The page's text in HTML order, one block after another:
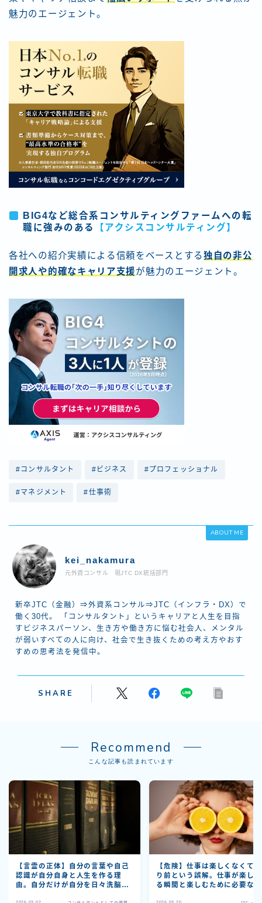
魅力のエージェント。
BIG4など総合系コンサルティングファームへの転
職に強みのある
【アクシスコンサルティング】
各社への紹介実績による信頼をベースとする独自の非公
開求人や的確なキャリア支援が魅力のエージェント。
#コンサルタント #ビジネス #プロフェッショナル
#マネジメント #仕事術
ABOUT ME
kei_nakamura
元外資コンサル 現JTC DX統括部門
新卒JTC（金融）⇒外資系コンサル⇒JTC（インフラ・DX）で
働く30代。 「コンサルタント」というキャリアと人生を目指
すビジネスパーソン、生き方や働き方に悩む社会人、メンタル
が弱いすべての人に向け、社会で生き抜くための考え方やおす
すめの思考法を発信中。
SHARE
Recommend
こんな記事も読まれています
【言霊の正体】自分の言葉や自己
認識が自分自身と人生を作る理
由。自分だけが自分を日々洗脳で
【危険】仕事は楽しくなくて
り前という誤解。仕事が楽し
る瞬間と楽しむために必要な